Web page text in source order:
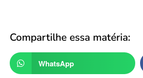
Compartilhe essa matéria:
WhatsApp